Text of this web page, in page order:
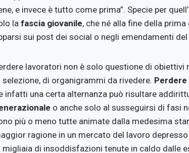
e invece è tutto come prima”. Specie per
la fascia giovanile, che né alla fine della
sui post dei social o negli emendamenti
lavoratori non è solo questione di
selezione, di organigrammi da rivedere.
infatti una certa alternanza può risultare
o anche solo al susseguirsi di fasi
più o meno tutte animate dalla medesima
ragione in un mercato del lavoro
migliaia di insoddisfazioni tenute in caldo dalle